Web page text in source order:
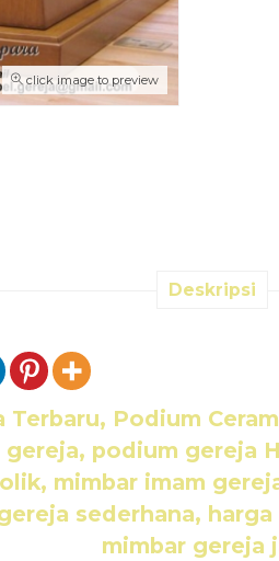
click image to preview
Deskripsi
Terbaru, Podium
podium gereja
mimbar imam
sederhana,
mimbar gereja